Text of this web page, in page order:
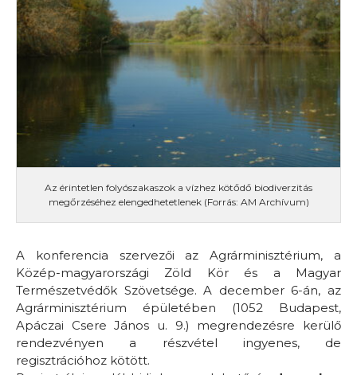
Az érintetlen folyószakaszok a vízhez kötődő biodiverzitás
megőrzéséhez elengedhetetlenek (Forrás: AM Archívum)
A konferencia szervezői az Agrárminisztérium, a
Közép-magyarországi Zöld Kör és a Magyar
Természetvédők Szövetsége. A december 6-án, az
Agrárminisztérium épületében (1052 Budapest,
Apáczai Csere János u. 9.) megrendezésre kerülő
rendezvényen a részvétel ingyenes, de
regisztrációhoz kötött.